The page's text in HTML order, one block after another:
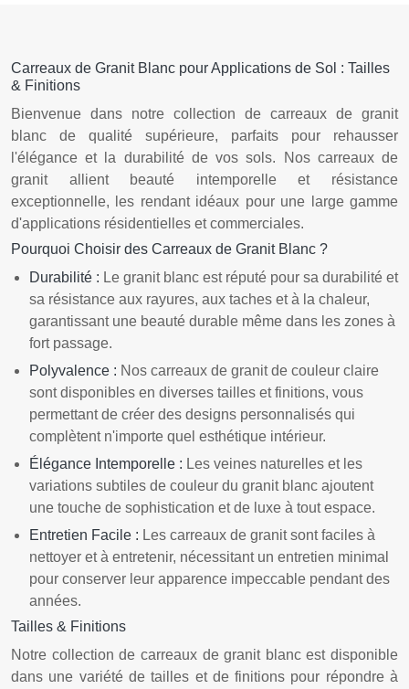
Carreaux de Granit Blanc pour Applications de Sol : Tailles
& Finitions
Bienvenue dans notre collection de carreaux de granit
blanc de qualité supérieure, parfaits pour rehausser
l'élégance et la durabilité de vos sols. Nos carreaux de
granit allient beauté intemporelle et résistance
exceptionnelle, les rendant idéaux pour une large gamme
d'applications résidentielles et commerciales.
Pourquoi Choisir des Carreaux de Granit Blanc ?
Durabilité : Le granit blanc est réputé pour sa durabilité et
sa résistance aux rayures, aux taches et à la chaleur,
garantissant une beauté durable même dans les zones à
fort passage.
Polyvalence : Nos carreaux de granit de couleur claire
sont disponibles en diverses tailles et finitions, vous
permettant de créer des designs personnalisés qui
complètent n'importe quel esthétique intérieur.
Élégance Intemporelle : Les veines naturelles et les
variations subtiles de couleur du granit blanc ajoutent
une touche de sophistication et de luxe à tout espace.
Entretien Facile : Les carreaux de granit sont faciles à
nettoyer et à entretenir, nécessitant un entretien minimal
pour conserver leur apparence impeccable pendant des
années.
Tailles & Finitions
Notre collection de carreaux de granit blanc est disponible
dans une variété de tailles et de finitions pour répondre à